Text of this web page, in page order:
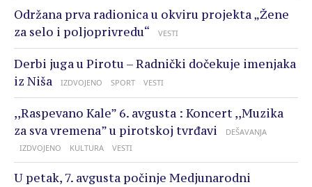
Održana prva radionica u okviru projekta „Žene
za selo i poljoprivredu“
VESTI
Derbi juga u Pirotu – Radnički dočekuje imenjaka
iz Niša
IZDVOJENO SPORT VESTI
,,Raspevano Kale” 6. avgusta : Koncert ,,Muzika
za sva vremena” u pirotskoj tvrđavi
DEŠAVANJA
IZDVOJENO
KULTURA VESTI
U petak, 7. avgusta počinje Medjunarodni